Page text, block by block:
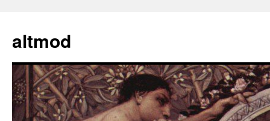
springen
altmod